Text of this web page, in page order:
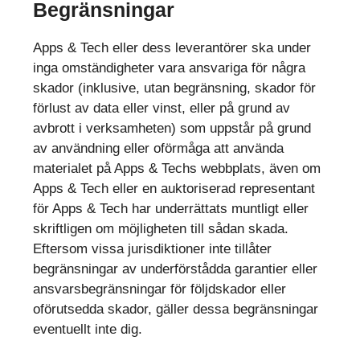
Begränsningar
Apps & Tech eller dess leverantörer ska under
inga omständigheter vara ansvariga för några
skador (inklusive, utan begränsning, skador för
förlust av data eller vinst, eller på grund av
avbrott i verksamheten) som uppstår på grund
av användning eller oförmåga att använda
materialet på Apps & Techs webbplats, även om
Apps & Tech eller en auktoriserad representant
för Apps & Tech har underrättats muntligt eller
skriftligen om möjligheten till sådan skada.
Eftersom vissa jurisdiktioner inte tillåter
begränsningar av underförstådda garantier eller
ansvarsbegränsningar för följdskador eller
oförutsedda skador, gäller dessa begränsningar
eventuellt inte dig.